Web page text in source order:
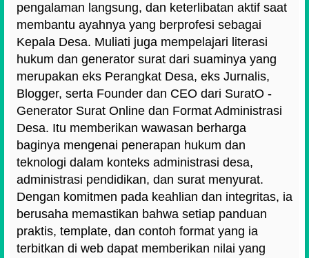
pengalaman langsung, dan keterlibatan aktif saat
membantu ayahnya yang berprofesi sebagai
Kepala Desa. Muliati juga mempelajari literasi
hukum dan generator surat dari suaminya yang
merupakan eks Perangkat Desa, eks Jurnalis,
Blogger, serta Founder dan CEO dari SuratO -
Generator Surat Online dan Format Administrasi
Desa. Itu memberikan wawasan berharga
baginya mengenai penerapan hukum dan
teknologi dalam konteks administrasi desa,
administrasi pendidikan, dan surat menyurat.
Dengan komitmen pada keahlian dan integritas, ia
berusaha memastikan bahwa setiap panduan
praktis, template, dan contoh format yang ia
terbitkan di web dapat memberikan nilai yang